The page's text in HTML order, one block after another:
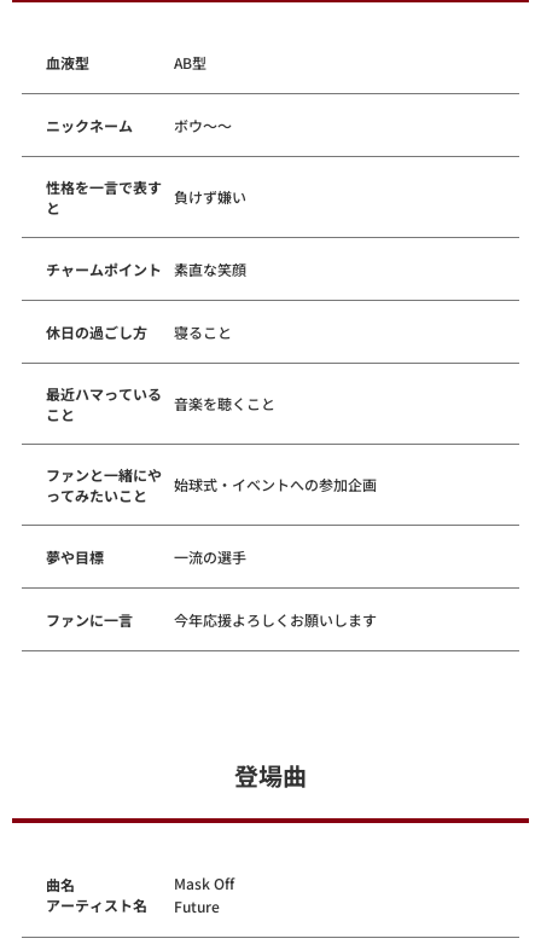
血液型 AB型
ニックネーム ボウ～～
性格を一言で表す
と
負けず嫌い
チャームポイント 素直な笑顔
休日の過ごし方 寝ること
最近ハマっている
こと
音楽を聴くこと
ファンと一緒にや
ってみたいこと
始球式・イベントへの参加企画
夢や目標 一流の選手
ファンに一言 今年応援よろしくお願いします
登場曲
曲名
アーティスト名
Mask Off
Future